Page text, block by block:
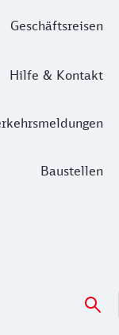
Geschäftsreisen
Hilfe & Kontakt
Baustellen